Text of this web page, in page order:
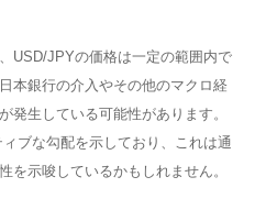
USD/JPYの価格は一定の範囲内で
本銀行の介入やその他のマクロ経
発生している可能性があります。
ブな勾配を示しており、これは通
を示唆しているかもしれません。